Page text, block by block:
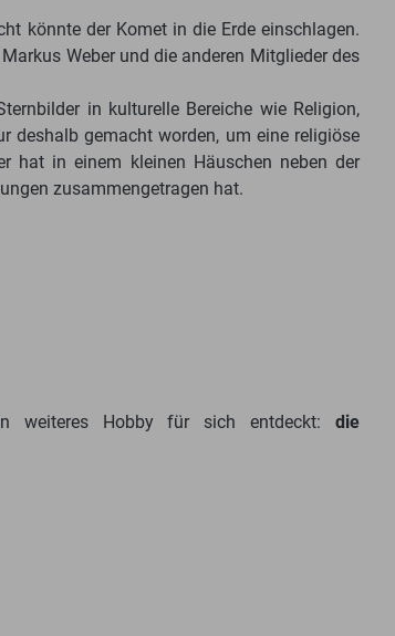
könnte der Komet in die Erde einschlagen.
Weber und die anderen Mitglieder des
in kulturelle Bereiche wie Religion,
deshalb gemacht worden, um eine religiöse
hat in einem kleinen Häuschen neben der
zusammengetragen hat.
weiteres Hobby für sich entdeckt: die